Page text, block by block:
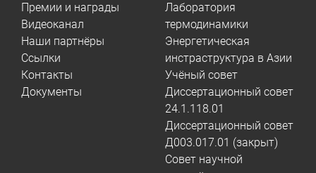
Премии и награды
Видеоканал
Наши партнёры
Ссылки
Контакты
Документы
Лаборатория
термодинамики
Энергетическая
инстраструктура в Азии
Учёный совет
Диссертационный совет
24.1.118.01
Диссертационный совет
Д003.017.01 (закрыт)
Совет научной